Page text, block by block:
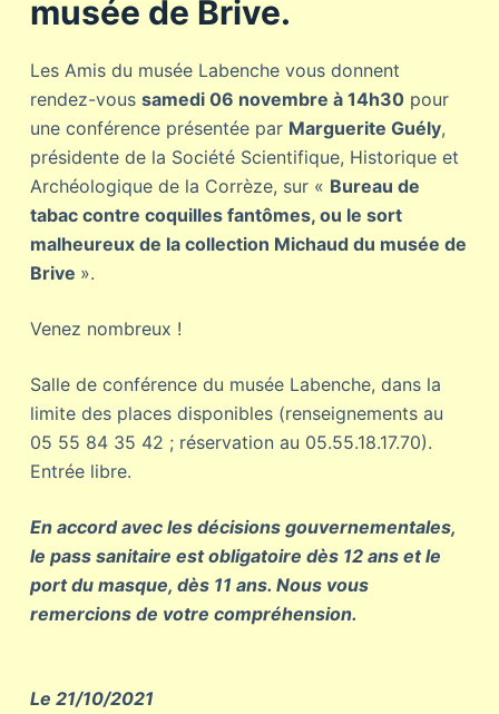
musée de Brive.
Les Amis du musée Labenche vous donnent
rendez-vous samedi 06 novembre à 14h30pour
une conférence présentée par Marguerite Guély,
présidente de la Société Scientifique, Historique et
Archéologique de la Corrèze, sur « Bureau de
tabac contre coquilles fantômes, ou le sort
malheureux de la collection Michaud du musée de
Brive ».
Venez nombreux !
Salle de conférence du musée Labenche, dans la
limite des places disponibles (renseignements au
05 55 84 35 42 ; réservation au 05.55.18.17.70).
Entrée libre.
En accord avec les décisions gouvernementales,
le pass sanitaire est obligatoire dès 12 ans et le
port du masque, dès 11 ans. Nous vous
remercions de votre compréhension.
Le 21/10/2021